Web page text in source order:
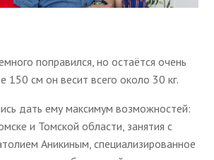
поправился, но остаётся очень
150 см он весит всего около 30 кг.
дать ему максимум возможностей:
и Томской области, занятия с
Аникиным, специализированное